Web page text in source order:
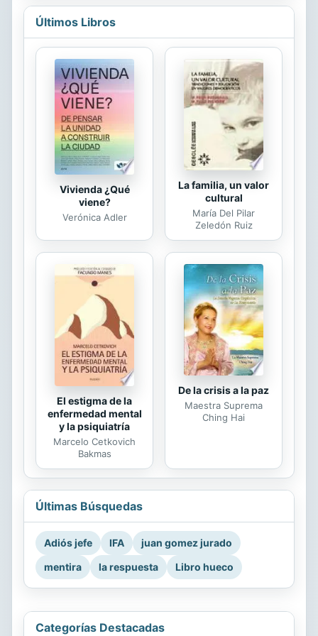
asesino, el DCI Alex Warren necesita
equilibrar su turbulenta vida
sospechosos tienen motivos que van
desde la codicia y el nacionalismo
hasta el adulterio y la venganza.
"Una medida de problemas" es un
apasionante thriller de tartán negro
ambientado en Glasgow. Este es una
novela de misterio independiente y
puede ser disfrutado incluso si no
has leído...
Últimos Libros
Vivienda ¿Qué
viene?
Verónica Adler
La familia, un valor
cultural
María Del Pilar
Zeledón Ruiz
El estigma de la
enfermedad mental
y la psiquiatría
Marcelo Cetkovich
Bakmas
De la crisis a la paz
Maestra Suprema
Ching Hai
Últimas Búsquedas
Adiós jefe IFA
juan gomez jurado
mentira
la respuesta Libro hueco
Categorías Destacadas